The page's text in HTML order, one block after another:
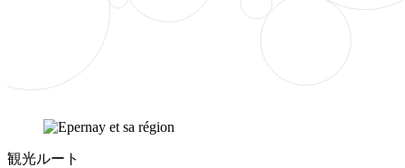
観光ルート